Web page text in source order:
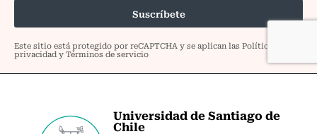
Universidad de Santiago de
Chile